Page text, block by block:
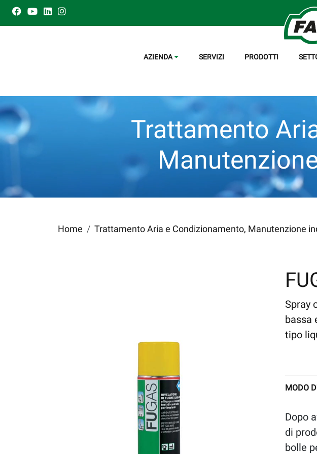
AZIENDA SERVIZI PRODOTTI
Trattamento
Home Trattamento Aria e Condizionamento, Manutenzione
Spray
bassa
tipo
MODO
Dopo
di
bolle